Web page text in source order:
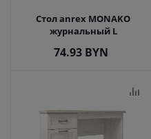
Стол anrex MONAKO
журнальный L
74.93BYN